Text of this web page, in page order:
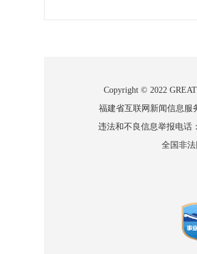
Copyright © 2022
福建省互联网新闻信息服
违法和不良信息举报电话
全国非法